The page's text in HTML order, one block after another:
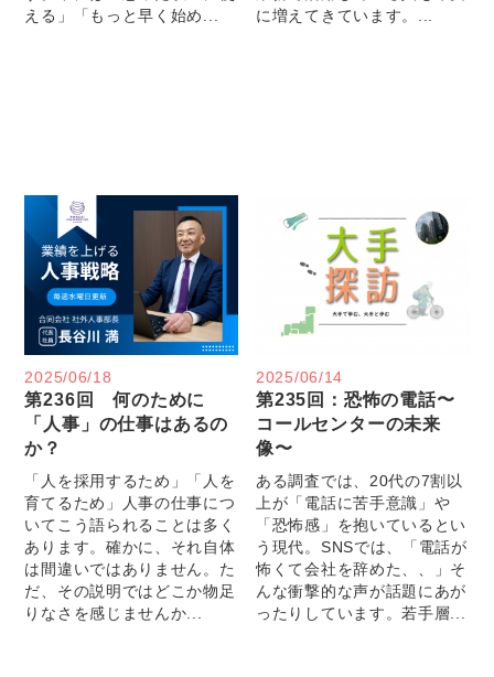
える」「もっと早く始め...
に増えてきています。...
2025/06/18
第236回 何のために
「人事」の仕事はあるの
か？
「人を採用するため」「人を
育てるため」人事の仕事につ
いてこう語られることは多く
あります。確かに、それ自体
は間違いではありません。た
だ、その説明ではどこか物足
りなさを感じませんか...
2025/06/14
第235回：恐怖の電話〜
コールセンターの未来
像〜
ある調査では、20代の7割以
上が「電話に苦手意識」や
「恐怖感」を抱いているとい
う現代。SNSでは、「電話が
怖くて会社を辞めた、、」そ
んな衝撃的な声が話題にあが
ったりしています。若手層...